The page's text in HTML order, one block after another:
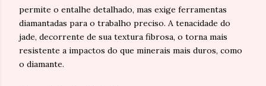
permite o entalhe detalhado, mas exige ferramentas
diamantadas para o trabalho preciso. A tenacidade do
jade, decorrente de sua textura fibrosa, o torna mais
resistente a impactos do que minerais mais duros, como
o diamante.